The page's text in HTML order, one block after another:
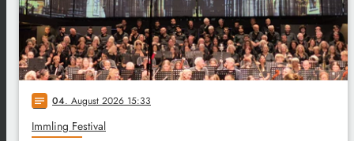
notes 04. August 2026 15:33
Immling Festival